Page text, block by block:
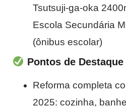
Tsutsuji-ga-oka
Escola Secundária
(ônibus escolar)
Pontos de Destaque
Reforma completa
2025: cozinha,